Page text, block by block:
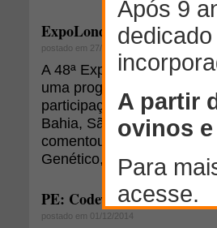
ExpoLondrina espera 700
postado em 27/03/2008
A 48ª Exposição
uma programação
participação de 600 a 700
Bahia, São Paulo, Rio
comentou a diretora de
Genético, Ana Marta
PE: Codevasf implanta
postado em 01/12/2014